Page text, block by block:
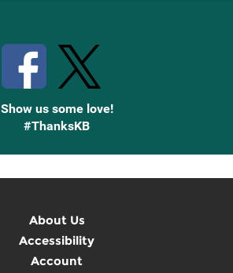
Show us some love!
#ThanksKB
About Us
Accessibility
Account